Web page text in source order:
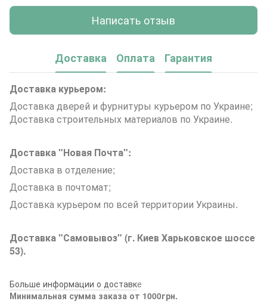
Написать отзыв
Доставка Оплата Гарантия
Доставка курьером:
Доставка дверей и фурнитуры курьером по Украине;
Доставка строительных материалов по Украине.
Доставка "Новая Почта":
Доставка в отделение;
Доставка в почтомат;
Доставка курьером по всей территории Украины.
Доставка "Самовывоз" (г. Киев Харьковское шоссе
53).
Больше информации о доставке
Минимальная сумма заказа от 1000грн.